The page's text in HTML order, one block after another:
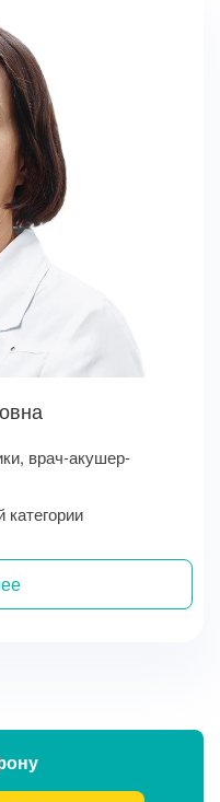
врач-акушер-